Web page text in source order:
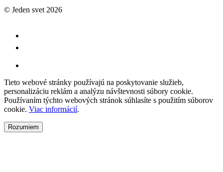
© Jeden svet 2026
Tieto webové stránky používajú na poskytovanie služieb,
personalizáciu reklám a analýzu návštevnosti súbory cookie.
Používaním týchto webových stránok súhlasíte s použitím súborov
cookie. Viac informácií.
Rozumiem